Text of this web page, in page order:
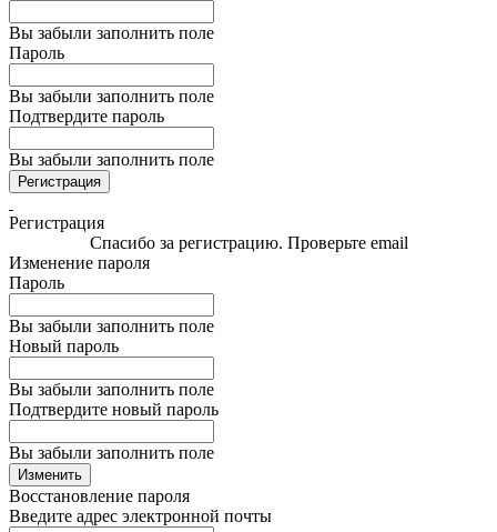
Вы забыли заполнить поле
Пароль
Вы забыли заполнить поле
Подтвердите пароль
Вы забыли заполнить поле
Регистрация
Регистрация
Спасибо за регистрацию. Проверьте email
Изменение пароля
Пароль
Вы забыли заполнить поле
Новый пароль
Вы забыли заполнить поле
Подтвердите новый пароль
Вы забыли заполнить поле
Изменить
Восстановление пароля
Введите адрес электронной почты